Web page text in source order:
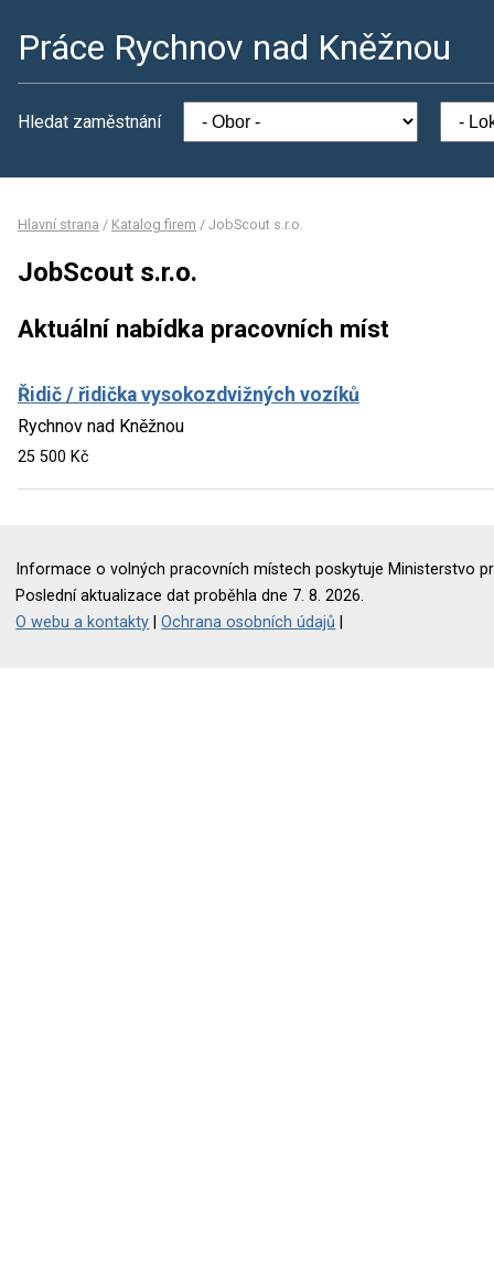
Práce Rychnov nad Kněžnou
Hledat zaměstnání
Hlavní strana / Katalog firem / JobScout s.r.o.
JobScout s.r.o.
Aktuální nabídka pracovních míst
Řidič / řidička vysokozdvižných vozíků
Rychnov nad Kněžnou
25 500 Kč
Informace o volných pracovních místech poskytuje Ministerstvo
Poslední aktualizace dat proběhla dne 7. 8. 2026.
O webu a kontakty |Ochrana osobních údajů